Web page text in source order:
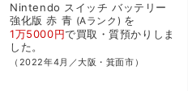
Nintendo スイッチ バッテリー
強化版 赤 青 Aランク
を
1万5000円で買取・質預かり しま
した。
（2022年4月／大阪・箕面市）